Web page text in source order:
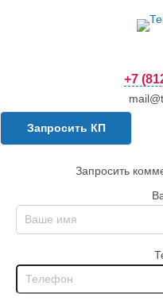
+7
Запросить КП
Запросить